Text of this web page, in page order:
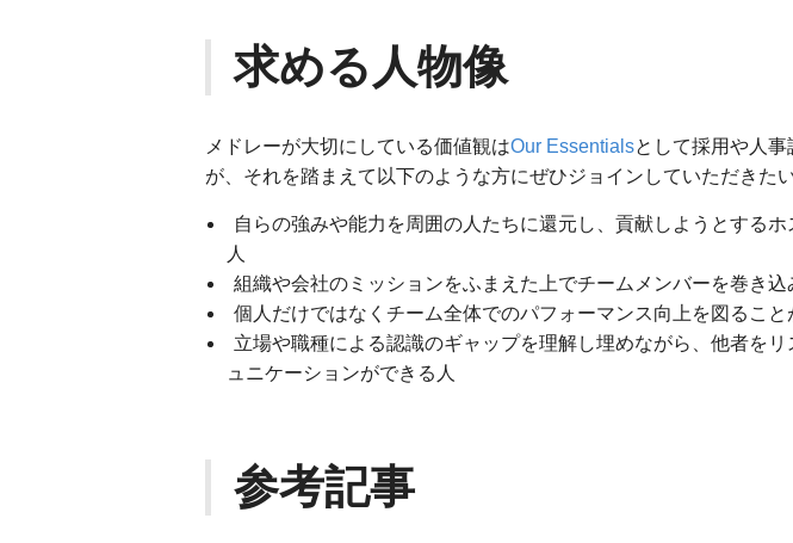
求める人物像
メドレーが大切にしている価値観はOur Essentialsとして採用や人
が、それを踏まえて以下のような方にぜひジョインしていただきた
自らの強みや能力を周囲の人たちに還元し、貢献しようとする
人
組織や会社のミッションをふまえた上でチームメンバーを巻き込
個人だけではなくチーム全体でのパフォーマンス向上を図ること
立場や職種による認識のギャップを理解し埋めながら、他者をリ
ュニケーションができる人
参考記事